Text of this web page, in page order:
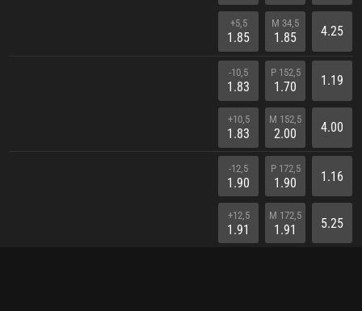
+5,5
1.85
M 34,5
1.85 4.25
-10,5
1.83
+10,5
1.83
P 152,5
1.70
M 152,5
2.00
1.19
4.00
-12,5
1.90
+12,5
1.91
P 172,5
1.90
M 172,5
1.91
1.16
5.25